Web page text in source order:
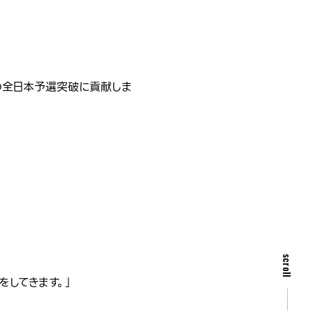
全日本予選突破に貢献しま
てきます。」
scroll